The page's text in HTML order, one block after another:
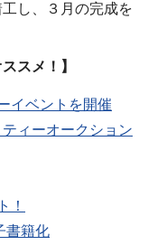
し、３月の完成を
スメ！】
イベントを開催
ィーオークション
！
書籍化